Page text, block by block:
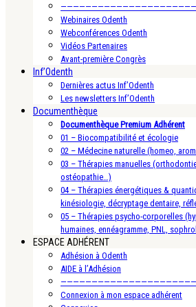
Webinaires Odenth
Webconférences Odenth
Vidéos Partenaires
Avant-première Congrès
Inf’Odenth
Dernières actus Inf’Odenth
Les newsletters Inf’Odenth
Documenthèque
Documenthèque Premium Adhérent
01 – Biocompatibilité et écologie
02 – Médecine naturelle (homeo,
03 – Thérapies manuelles
ostéopathie…)
04 – Thérapies énergétiques &
kinésiologie, décryptage dentaire,
05 – Thérapies psycho-corporelles
humaines, ennéagramme, PNL,
ESPACE ADHÉRENT
Adhésion à Odenth
AIDE à l’Adhésion
Connexion à mon espace adhérent